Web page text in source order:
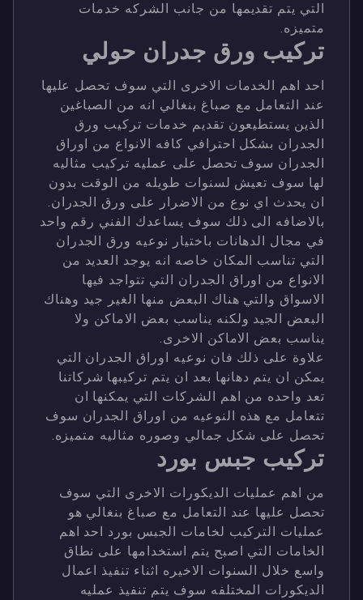
التي يتم تقديمها من جانب الشركه خدمات
متميزه.
تركيب ورق جدران حولي
احد اهم الخدمات الاخرى التي سوف تحصل عليها
عند التعامل مع صباغ بنغالي انه من الصباغين
الذين يستطيعون تقديم خدمات تركيب ورق
الجدران بشكل احترافي كافه الانواع من اوراق
الجدران سوف تحصل على عمليه تركيب مثاليه
لها سوف تعيش لسنوات طويله من الوقت بدون
ان يحدث اي نوع من الاضرار على ورق الجدران.
بالاضافه الى ذلك سوف يساعدك الفني رقم واحد
في مجال الدهانات باختيار نوعيه ورق الجدران
التي تناسب المكان خاصه انه يوجد العديد من
الانواع من اوراق الجدران التي تتواجد فيها
الاسواق والتي هناك البعض منها الغير جيد وهناك
البعض الجيد ولكنه يناسب بعض الاماكن ولا
يناسب بعض الاماكن الاخرى.
علاوة على ذلك فان نوعيه اوراق الجدران التي
يمكن ان يتم دهانها بعد ان يتم تركيبها شركاتنا
تعد واحده من اهم الشركات التي يمكنها ان
تتعامل مع هذه النوعيه من اوراق الجدران سوف
تحصل على شكل جمالي وصوره مثاليه متميزه.
تركيب جبس بورد
من اهم عمليات الديكورات الاخرى التي سوف
تحصل عليها عند التعامل مع صباغ بنغالي هو
عمليات التركيب لخامات الجبس بورد احد اهم
الخامات التي اصبح يتم استخدامها على نطاق
واسع خلال السنوات الاخيره اثناء تنفيذ اعمال
الديكورات المختلفه سوف يتم تنفيذ عمليه